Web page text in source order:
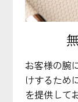
お客様の腕
けするため
を提供して